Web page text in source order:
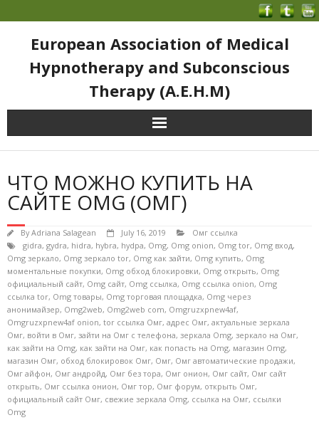
European Association of Medical
Hypnotherapy and Subconscious
Therapy (A.E.H.M)
ЧТО МОЖНО КУПИТЬ НА
САЙТЕ OMG (ОМГ)
ByAdriana Salagean July 16, 2019
Омг ссылка
gidra, gydra, hidra, hybra, hydpa, Omg, Omg onion, Omg tor, Omg вход,
Omg зеркало, Omg зеркало tor, Omg как зайти, Omg купить, Omg
моментальные покупки, Omg обход блокировки, Omg открыть, Omg
официальный сайт, Omg сайт, Omg ссылка, Omg ссылка onion, Omg
ссылка tor, Omg товары, Omg торговая площадка, Omg через
анонимайзер, Omg2web, Omg2web com, Omgruzxpnew4af,
Omgruzxpnew4af onion, tor ссылка Омг, адрес Омг, актуальные зеркала
Омг, войти в Омг, зайти на Омг с телефона, зеркала Omg, зеркало на Омг,
как зайти на Omg, как зайти на Омг, как попасть на Omg, магазин Omg,
магазин Омг, обход блокировок Омг, Омг, Омг автоматические продажи,
Омг айфон, Омг андройд, Омг без тора, Омг онион, Омг сайт, Омг сайт
открыть, Омг ссылка онион, Омг тор, Омг форум, открыть Омг,
официальный сайт Омг, свежие зеркала Omg, ссылка на Омг, ссылки
Omg